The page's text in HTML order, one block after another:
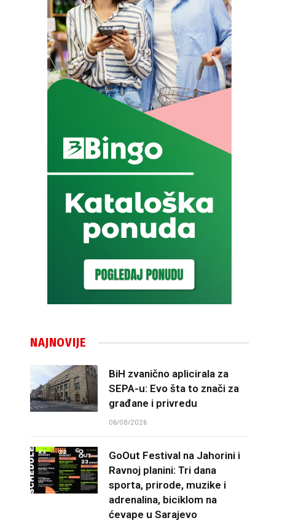
NAJNOVIJE
BiH zvanično aplicirala za
SEPA-u: Evo šta to znači za
građane i privredu
06/08/2026
GoOut Festival na Jahorini i
Ravnoj planini: Tri dana
sporta, prirode, muzike i
adrenalina, biciklom na
ćevape u Sarajevo